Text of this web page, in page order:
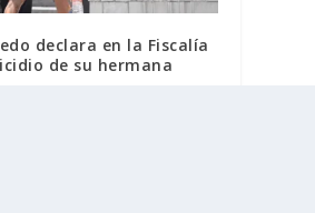
declara en la Fiscalía
de su hermana